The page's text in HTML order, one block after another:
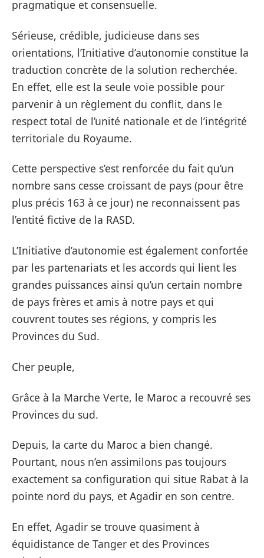
pragmatique et consensuelle.
Sérieuse, crédible, judicieuse dans ses
orientations, l’Initiative d’autonomie constitue la
traduction concrète de la solution recherchée.
En effet, elle est la seule voie possible pour
parvenir à un règlement du conflit, dans le
respect total de l’unité nationale et de l’intégrité
territoriale du Royaume.
Cette perspective s’est renforcée du fait qu’un
nombre sans cesse croissant de pays (pour être
plus précis 163 à ce jour) ne reconnaissent pas
l’entité fictive de la RASD.
L’Initiative d’autonomie est également confortée
par les partenariats et les accords qui lient les
grandes puissances ainsi qu’un certain nombre
de pays frères et amis à notre pays et qui
couvrent toutes ses régions, y compris les
Provinces du Sud.
Cher peuple,
Grâce à la Marche Verte, le Maroc a recouvré ses
Provinces du sud.
Depuis, la carte du Maroc a bien changé.
Pourtant, nous n’en assimilons pas toujours
exactement sa configuration qui situe Rabat à la
pointe nord du pays, et Agadir en son centre.
En effet, Agadir se trouve quasiment à
équidistance de Tanger et des Provinces